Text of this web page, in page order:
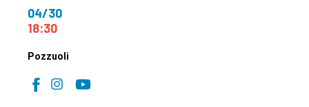
04/30
18:30
Pozzuoli